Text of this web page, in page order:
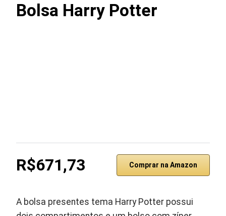
Bolsa Harry Potter
R$671,73 Comprar na Amazon
A bolsa presentes tema Harry Potter possui